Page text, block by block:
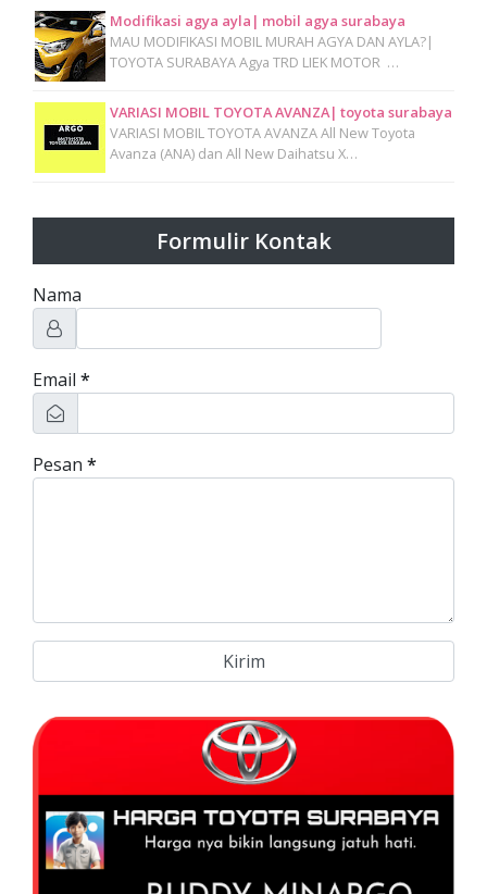
Modifikasi agya ayla| mobil agya surabaya
MAU MODIFIKASI MOBIL MURAH AGYA DAN AYLA?|
TOYOTA SURABAYA Agya TRD LIEK MOTOR …
VARIASI MOBIL TOYOTA AVANZA| toyota surabaya
VARIASI MOBIL TOYOTA AVANZA All New Toyota
Avanza (ANA) dan All New Daihatsu X…
Formulir Kontak
Nama
Email *
Pesan *